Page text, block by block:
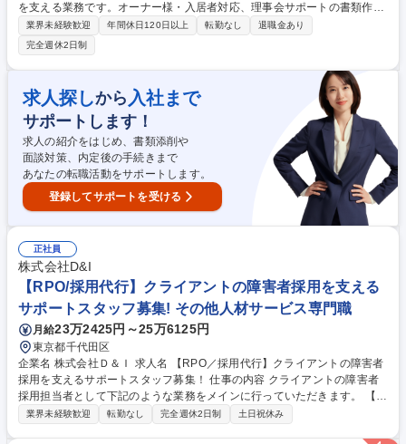
を支える業務です。オーナー様・入居者対応、理事会サポートの書類作
成、管理費のデータ入力が主業務。未経験でも先輩の指導で安心して知識
を身につけられます。 【具体的には・・・】オーナー様や入居者様からの
電話・メールによる問い合わせに対応し、入居中の修繕や退去後の立会・
原状回復工事の手配などを行います。また、マンションの理事会・総会で
使用する資料作成補助や日程調整といった運営サポートを担当。管理費や
修繕積立金などの入出金データ入力や請求書処理、専用システムへの情報
登録といった経理・データ管理も行います。※変更の範囲：変更なし 募集
職種 【福岡市/建物管理業務】未経験歓迎/管理業務主任者歓迎//年休122日
業界未経験歓迎 年間休日120日以上 転勤なし
退職金あり
完全週休2日制
求人探しから 入社まで
サポートします！
求人の紹介をはじめ、書類添削や
面談対策、内定後の手続きまで
あなたの転職活動をサポートします。
登録してサポートを受ける
正社員
株式会社D&I
【RPO/採用代行】クライアントの障害者採用を支える
サポートスタッフ募集! その他人材サービス専門職
月給23万2425円～25万6125円
東京都千代田区
企業名 株式会社Ｄ＆Ｉ 求人名 【RPO／採用代行】クライアントの障害者
採用を支えるサポートスタッフ募集！ 仕事の内容 クライアントの障害者
採用担当者として下記のような業務をメインに行っていただきます。 【主
な業務内容例】■求人票の作成や外部求人メディア掲載対応 ■自社求人メ
業界未経験歓迎 転勤なし 完全週休2日制 土日祝休み